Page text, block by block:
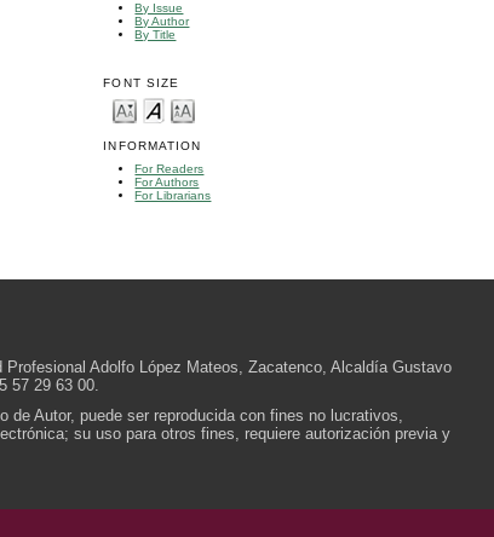
By Issue
By Author
By Title
FONT SIZE
INFORMATION
For Readers
For Authors
For Librarians
Adolfo López Mateos, Zacatenco, Alcaldía Gustavo
57 29 63 00.
Autor, puede ser reproducida con fines no lucrativos,
su uso para otros fines, requiere autorización previa y